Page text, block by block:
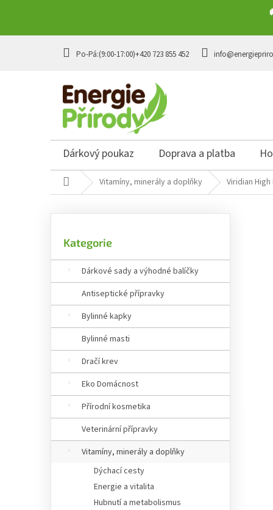
+420 723 855 452
Dárkový poukaz Doprava a platba
Domů Vitamíny, minerály a doplňky Viridian
Kategorie
Dárkové sady a výhodné balíčky
Antiseptické přípravky
Bylinné kapky
Bylinné masti
Dračí krev
Eko Domácnost
Přírodní kosmetika
Veterinární přípravky
Vitamíny, minerály a doplňky
Dýchací cesty
Energie a vitalita
Hubnutí a metabolismus